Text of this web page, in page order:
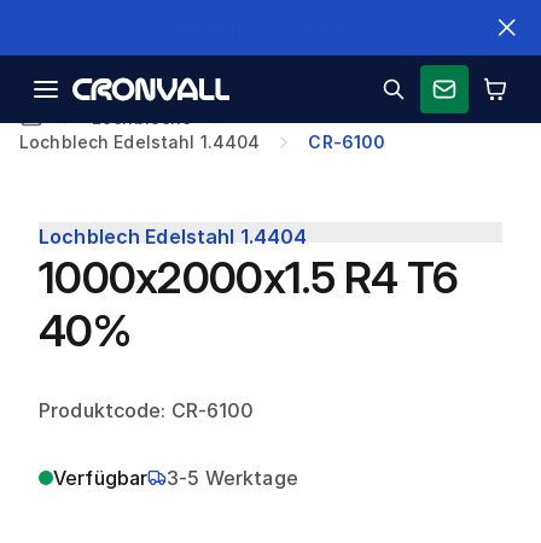
Lochblech Edelstahl 1.4404
CR-6100
Lochblech Edelstahl 1.4404
1000x2000x1.5 R4 T6
40%
Produktcode: CR-6100
Verfügbar 3-5 Werktage